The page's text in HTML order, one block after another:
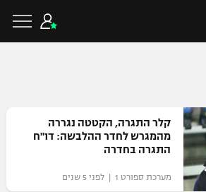
קלר התגרה, הקטטה נגררה
מהמגרש לחדר ההלבשה: דו"ח
התגרה בחדרה
מערכת ספורט 1 | לפני 5 שנים